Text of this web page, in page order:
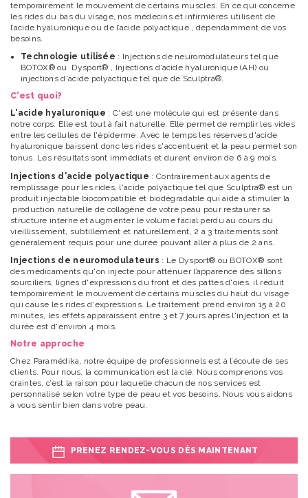
temporairement le mouvement de certains muscles. En ce qui concerne
les rides du bas du visage, nos médecins et infirmières utilisent de
l’acide hyaluronique ou de l’acide polyactique , dépendamment de vos
besoins.
Technologie utilisée : Injections de neuromodulateurs tel que
BOTOX® ou Dysport® , Injections d’acide hyaluronique (AH) ou
injections d'acide polyactique tel que de Sculptra®.
C'est quoi?
L'acide hyaluronique : C'est une molécule qui est présente dans
notre corps. Elle est tout à fait naturelle. Elle permet de remplir les vides
entre les cellules de l'épiderme. Avec le temps les réserves d'acide
hyaluronique baissent donc les rides s'accentuent et la peau permet son
tonus. Les résultats sont immédiats et durent environ de 6 à 9 mois.
Injections d'acide polyactique : Contrairement aux agents de
remplissage pour les rides, l'acide polyactique tel que Sculptra® est un
produit injectable biocompatible et biodégradable qui aide à stimuler la
production naturelle de collagène de votre peau pour restaurer sa
structure interne et augmenter le volume facial perdu au cours du
vieillissement, subtillement et naturellement, 2 à 3 traitements sont
généralement requis pour une durée pouvant aller à plus de 2 ans.
Injections de neuromodulateurs : Le Dysport® ou BOTOX® sont
des médicaments qu'on injecte pour atténuer l’apparence des sillons
sourciliers, lignes d'expressions du front et des pattes d'oies, il réduit
temporairement le mouvement de certains muscles du haut du visage
qui cause les rides d'expressions. Le traitement prend environ 15 à 20
minutes, les effets apparaissent entre 3 et 7 jours après l'injection et la
durée est d'environ 4 mois.
Notre approche
Chez Paramédika, notre équipe de professionnels est à l’écoute de ses
clients. Pour nous, la communication est la clé. Nous comprenons vos
craintes, c’est la raison pour laquelle chacun de nos services est
personnalisé selon votre type de peau et vos besoins. Nous vous aidons
à vous sentir bien dans votre peau.
PRENEZ RENDEZ-VOUS DÈS MAINTENANT